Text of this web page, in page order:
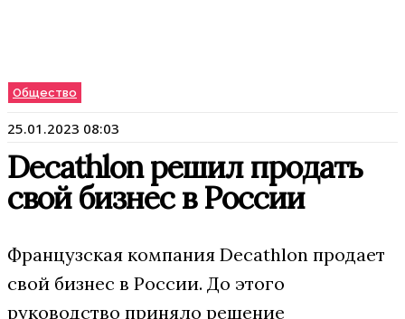
Общество
25.01.2023 08:03
Decathlon решил продать
свой бизнес в России
Французская компания Decathlon продает
свой бизнес в России. До этого
руководство приняло решение